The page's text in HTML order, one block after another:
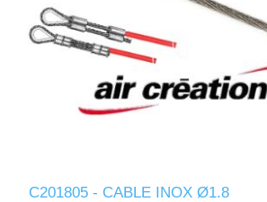
C201805 - CABLE INOX Ø1.8